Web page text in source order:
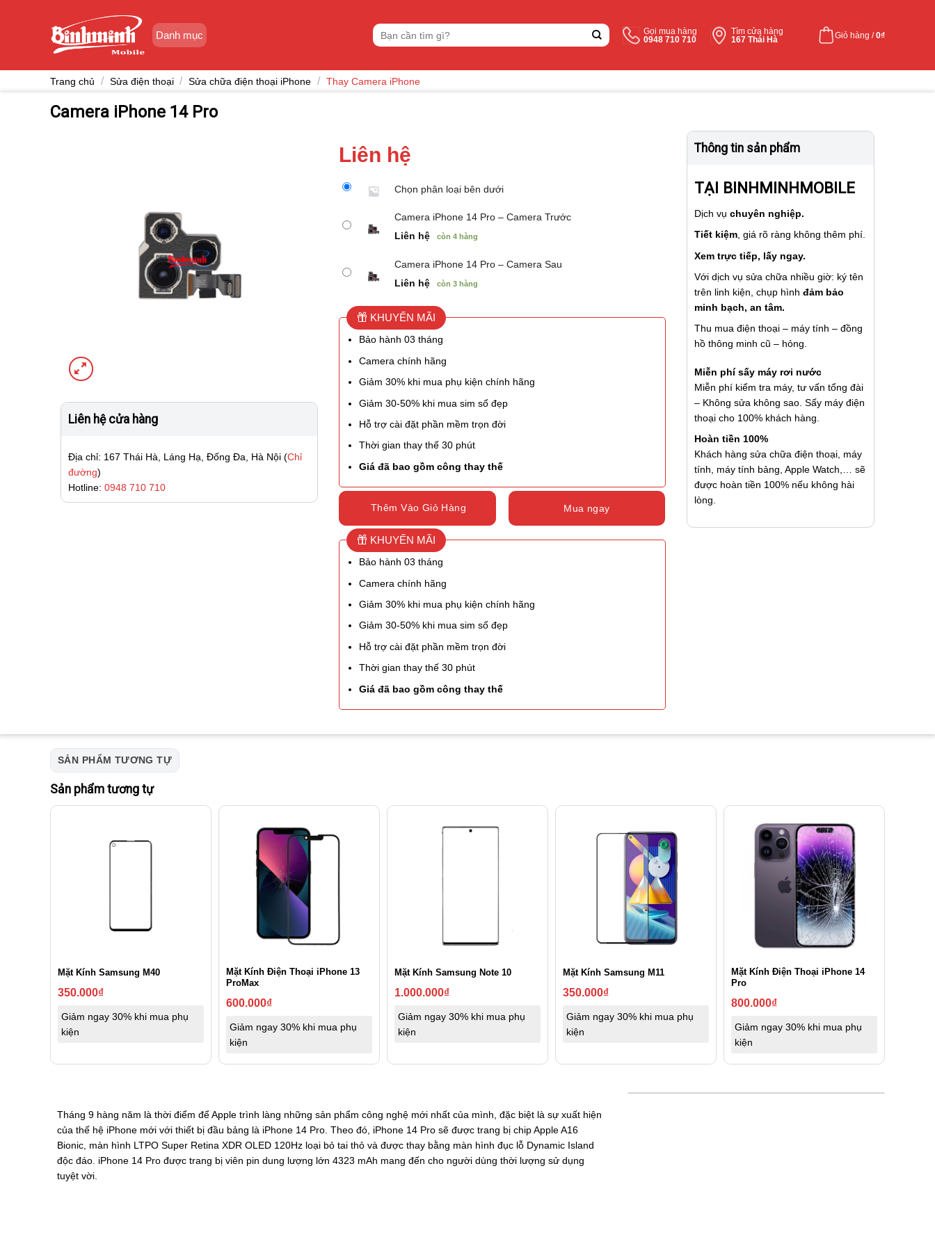
Danh mục
Tìm
kiếm:
Gọi mua hàng
0948 710 710
Tìm cửa hàng
167 Thái Hà
Giỏ hàng /0₫
Trang chủ / Sửa điện thoại / Sửa chữa điện thoại iPhone / Thay Camera iPhone
Camera iPhone 14 Pro
Liên hệ cửa hàng
Địa chỉ: 167 Thái Hà, Láng Hạ, Đống Đa, Hà Nội (Chỉ
đường)
Hotline: 0948 710 710
Liên hệ
Chọn phân loại bên dưới
Camera iPhone 14 Pro – Camera Trước
Liên hệ
còn 4 hàng
Camera iPhone 14 Pro – Camera Sau
Liên hệ
còn 3 hàng
KHUYẾN MÃI
Bảo hành 03 tháng
Camera chính hãng
Giảm 30% khi mua phụ kiện chính hãng
Giảm 30-50% khi mua sim số đẹp
Hỗ trợ cài đặt phần mềm trọn đời
Thời gian thay thế 30 phút
Giá đã bao gồm công thay thế
Thêm Vào Giỏ Hàng Mua ngay
KHUYẾN MÃI
Bảo hành 03 tháng
Camera chính hãng
Giảm 30% khi mua phụ kiện chính hãng
Giảm 30-50% khi mua sim số đẹp
Hỗ trợ cài đặt phần mềm trọn đời
Thời gian thay thế 30 phút
Giá đã bao gồm công thay thế
Thông tin sản phẩm
TẠI BINHMINHMOBILE
Dịch vụ chuyên nghiệp.
Tiết kiệm, giá rõ ràng không thêm phí.
Xem trực tiếp, lấy ngay.
Với dịch vụ sửa chữa nhiều giờ: ký tên
trên linh kiện, chụp hình đảm bảo
minh bạch, an tâm.
Thu mua điện thoại – máy tính – đồng
hồ thông minh cũ – hỏng.
Miễn phí sấy máy rơi nước
Miễn phí kiểm tra máy, tư vấn tổng đài
– Không sửa không sao. Sấy máy điện
thoại cho 100% khách hàng.
Hoàn tiền 100%
Khách hàng sửa chữa điện thoại, máy
tính, máy tính bảng, Apple Watch,… sẽ
được hoàn tiền 100% nếu không hài
lòng.
SẢN PHẨM TƯƠNG TỰ
Sản phẩm tương tự
Mặt Kính Samsung M40
350.000₫
Giảm ngay 30% khi mua phụ
kiện
Mặt Kính Điện Thoại iPhone 13
ProMax
600.000₫
Giảm ngay 30% khi mua phụ
kiện
Mặt Kính Samsung Note 10
1.000.000₫
Giảm ngay 30% khi mua phụ
kiện
Mặt Kính Samsung M11
350.000₫
Giảm ngay 30% khi mua phụ
kiện
Mặt Kính Điện Thoại iPhone 14
Pro
800.000₫
Giảm ngay 30% khi mua phụ
kiện
Tháng 9 hàng năm là thời điểm để Apple trình làng những sản phẩm công nghệ mới nhất của mình, đặc biệt là sự xuất hiện
của thế hệ iPhone mới với thiết bị đầu bảng là iPhone 14 Pro. Theo đó, iPhone 14 Pro sẽ được trang bị chip Apple A16
Bionic, màn hình LTPO Super Retina XDR OLED 120Hz loại bỏ tai thỏ và được thay bằng màn hình đục lỗ Dynamic Island
độc đáo. iPhone 14 Pro được trang bị viên pin dung lượng lớn 4323 mAh mang đến cho người dùng thời lượng sử dụng
tuyệt vời.